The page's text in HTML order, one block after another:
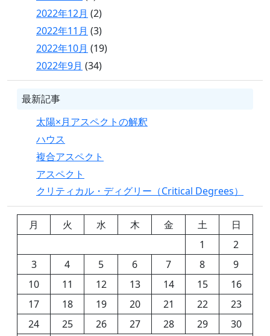
2022年12月 (2)
2022年11月 (3)
2022年10月 (19)
2022年9月 (34)
最新記事
太陽×月アスペクトの解釈
ハウス
複合アスペクト
アスペクト
クリティカル・ディグリー（Critical Degrees）
月 火 水 木 金 土
日
1
2
3
4 5 6 7 8
9
10
11 12 13 14 15
16
17
18 19 20 21 22
23
24
25 26 27 28 29
30